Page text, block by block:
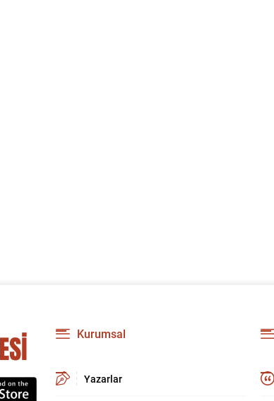
Kurumsal
Yazarlar